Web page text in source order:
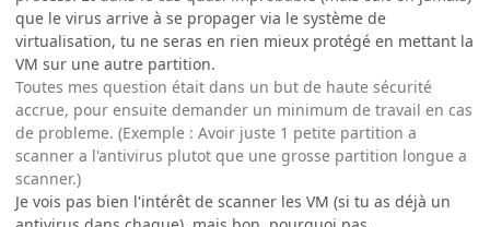
que le virus arrive à se propager via le système de
virtualisation, tu ne seras en rien mieux protégé en mettant la
VM sur une autre partition.
Toutes mes question était dans un but de haute sécurité
accrue, pour ensuite demander un minimum de travail en cas
de probleme. (Exemple : Avoir juste 1 petite partition a
scanner a l'antivirus plutot que une grosse partition longue a
scanner.)
Je vois pas bien l'intérêt de scanner les VM (si tu as déjà un